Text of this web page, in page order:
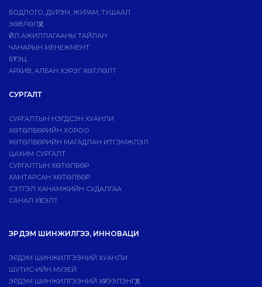
БОДЛОГО, ДVРЭМ, ЖУРАМ, ТУШААЛ
ЗӨВЛӨЛҮҮД
ҮЙЛ АЖИЛЛАГААНЫ ТАЙЛАН
ЧАНАРЫН МЕНЕЖМЕНТ
БҮТЭЦ
АРХИВ, АЛБАН ХЭРЭГ ХӨТЛӨЛТ
СУРГАЛТ
СУРГАЛТЫН НЭГДСЭН ХУАНЛИ
ХӨТӨЛБӨРИЙН ХОРОО
ХӨТӨЛБӨРИЙН МАГАДЛАН ИТГЭМЖЛЭЛ
ЦАХИМ СУРГАЛТ
СУРГАЛТЫН ХӨТӨЛБӨР
ХАМТАРСАН ХӨТӨЛБӨР
СЭТГЭЛ ХАНАМЖИЙН СУДАЛГАА
САНАЛ ХҮСЭЛТ
ЭРДЭМ ШИНЖИЛГЭЭ, ИННОВАЦИ
ЭРДЭМ ШИНЖИЛГЭЭНИЙ ХУАНЛИ
ШУТИС-ИЙН МУЗЕЙ
ЭРДЭМ ШИНЖИЛГЭЭНИЙ ХҮРЭЭЛЭНГҮҮД